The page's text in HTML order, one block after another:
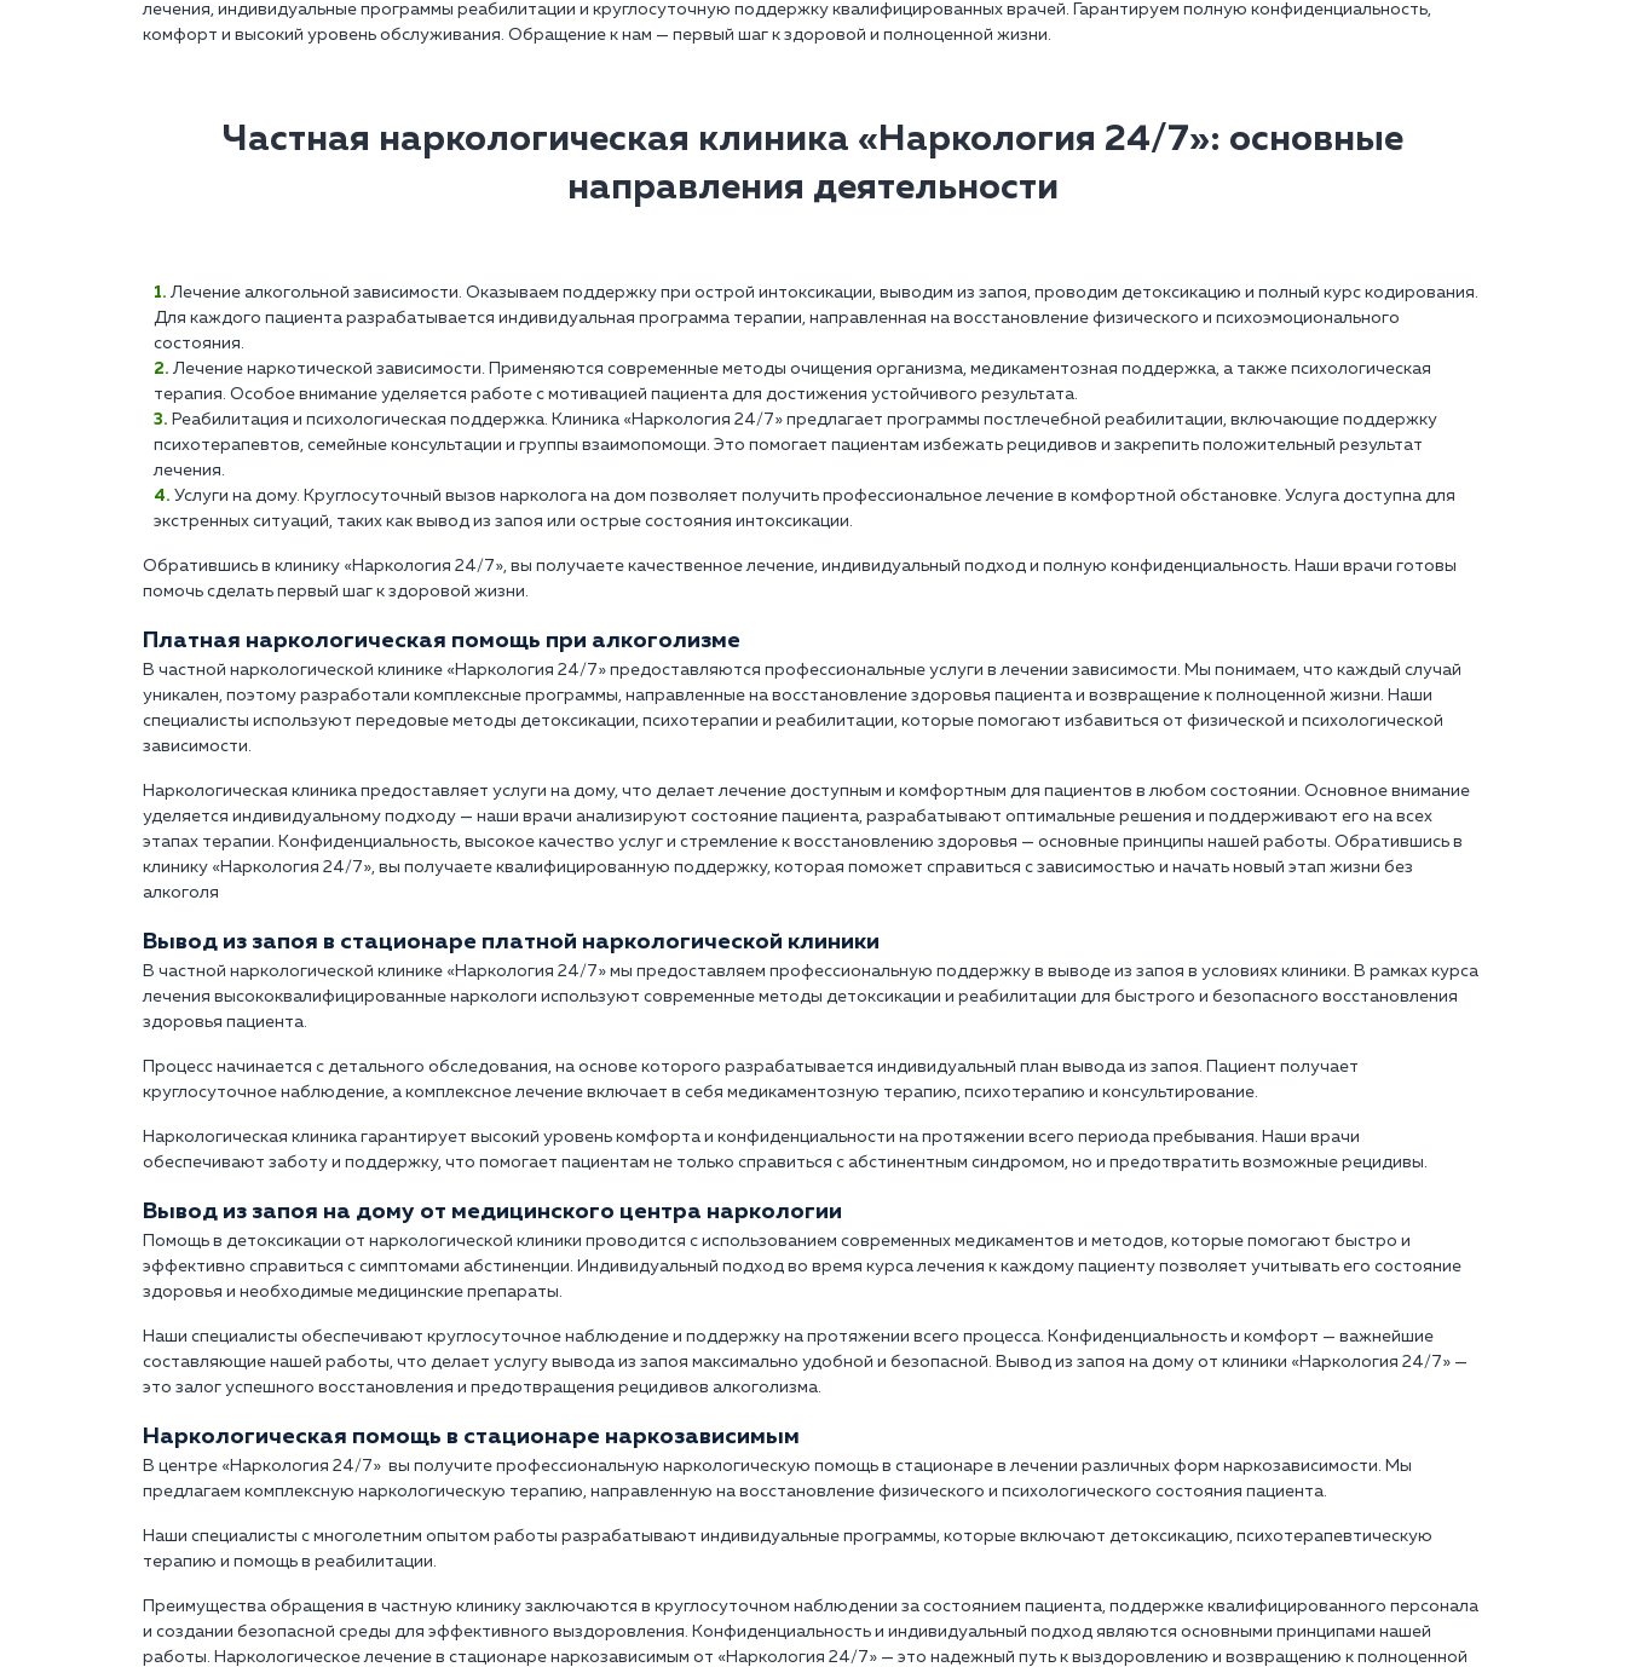
лечения, индивидуальные программы реабилитации и круглосуточную поддержку квалифицированных врачей. Гарантируем полную конфиденциальность,
комфорт и высокий уровень обслуживания. Обращение к нам — первый шаг к здоровой и полноценной жизни.
Частная наркологическая клиника «Наркология 24/7»: основные
направления деятельности
Лечение алкогольной зависимости. Оказываем поддержку при острой интоксикации, выводим из запоя, проводим детоксикацию и полный курс кодирования.
Для каждого пациента разрабатывается индивидуальная программа терапии, направленная на восстановление физического и психоэмоционального
состояния.
Лечение наркотической зависимости. Применяются современные методы очищения организма, медикаментозная поддержка, а также психологическая
терапия. Особое внимание уделяется работе с мотивацией пациента для достижения устойчивого результата.
Реабилитация и психологическая поддержка. Клиника «Наркология 24/7» предлагает программы постлечебной реабилитации, включающие поддержку
психотерапевтов, семейные консультации и группы взаимопомощи. Это помогает пациентам избежать рецидивов и закрепить положительный результат
лечения.
Услуги на дому. Круглосуточный вызов нарколога на дом позволяет получить профессиональное лечение в комфортной обстановке. Услуга доступна для
экстренных ситуаций, таких как вывод из запоя или острые состояния интоксикации.
Обратившись в клинику «Наркология 24/7», вы получаете качественное лечение, индивидуальный подход и полную конфиденциальность. Наши врачи готовы
помочь сделать первый шаг к здоровой жизни.
Платная наркологическая помощь при алкоголизме
В частной наркологической клинике «Наркология 24/7» предоставляются профессиональные услуги в лечении зависимости. Мы понимаем, что каждый случай
уникален, поэтому разработали комплексные программы, направленные на восстановление здоровья пациента и возвращение к полноценной жизни. Наши
специалисты используют передовые методы детоксикации, психотерапии и реабилитации, которые помогают избавиться от физической и психологической
зависимости.
Наркологическая клиника предоставляет услуги на дому, что делает лечение доступным и комфортным для пациентов в любом состоянии. Основное внимание
уделяется индивидуальному подходу — наши врачи анализируют состояние пациента, разрабатывают оптимальные решения и поддерживают его на всех
этапах терапии. Конфиденциальность, высокое качество услуг и стремление к восстановлению здоровья — основные принципы нашей работы. Обратившись в
клинику «Наркология 24/7», вы получаете квалифицированную поддержку, которая поможет справиться с зависимостью и начать новый этап жизни без
алкоголя
Вывод из запоя в стационаре платной наркологической клиники
В частной наркологической клинике «Наркология 24/7» мы предоставляем профессиональную поддержку в выводе из запоя в условиях клиники. В рамках курса
лечения высококвалифицированные наркологи используют современные методы детоксикации и реабилитации для быстрого и безопасного восстановления
здоровья пациента.
Процесс начинается с детального обследования, на основе которого разрабатывается индивидуальный план вывода из запоя. Пациент получает
круглосуточное наблюдение, а комплексное лечение включает в себя медикаментозную терапию, психотерапию и консультирование.
Наркологическая клиника гарантирует высокий уровень комфорта и конфиденциальности на протяжении всего периода пребывания. Наши врачи
обеспечивают заботу и поддержку, что помогает пациентам не только справиться с абстинентным синдромом, но и предотвратить возможные рецидивы.
Вывод из запоя на дому от медицинского центра наркологии
Помощь в детоксикации от наркологической клиники проводится с использованием современных медикаментов и методов, которые помогают быстро и
эффективно справиться с симптомами абстиненции. Индивидуальный подход во время курса лечения к каждому пациенту позволяет учитывать его состояние
здоровья и необходимые медицинские препараты.
Наши специалисты обеспечивают круглосуточное наблюдение и поддержку на протяжении всего процесса. Конфиденциальность и комфорт — важнейшие
составляющие нашей работы, что делает услугу вывода из запоя максимально удобной и безопасной. Вывод из запоя на дому от клиники «Наркология 24/7» —
это залог успешного восстановления и предотвращения рецидивов алкоголизма.
Наркологическая помощь в стационаре наркозависимым
В центре «Наркология 24/7» вы получите профессиональную наркологическую помощь в стационаре в лечении различных форм наркозависимости. Мы
предлагаем комплексную наркологическую терапию, направленную на восстановление физического и психологического состояния пациента.
Наши специалисты с многолетним опытом работы разрабатывают индивидуальные программы, которые включают детоксикацию, психотерапевтическую
терапию и помощь в реабилитации.
Преимущества обращения в частную клинику заключаются в круглосуточном наблюдении за состоянием пациента, поддержке квалифицированного персонала
и создании безопасной среды для эффективного выздоровления. Конфиденциальность и индивидуальный подход являются основными принципами нашей
работы. Наркологическое лечение в стационаре наркозависимым от «Наркология 24/7» — это надежный путь к выздоровлению и возвращению к полноценной